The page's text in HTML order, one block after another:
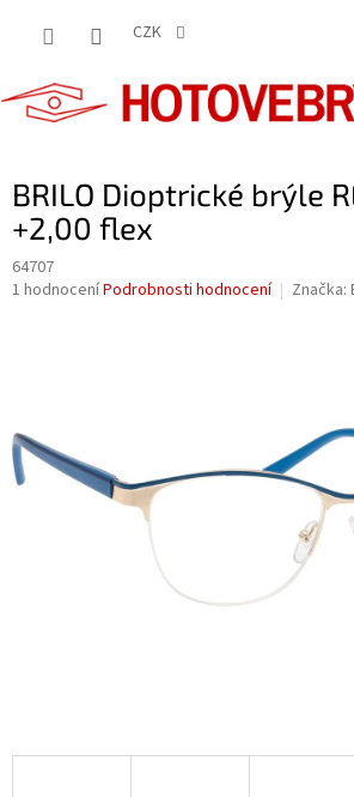
CZK
BRILO Dioptrické brýle
+2,00 flex
64707
Průměrné
hvězdiček.
1 hodnoceníPodrobnosti hodnocení Značka: